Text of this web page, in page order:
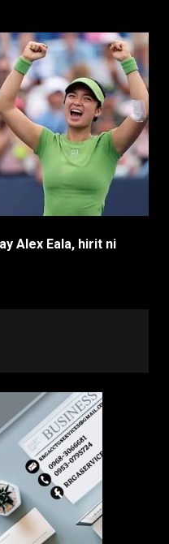
Alex Eala, hirit ni